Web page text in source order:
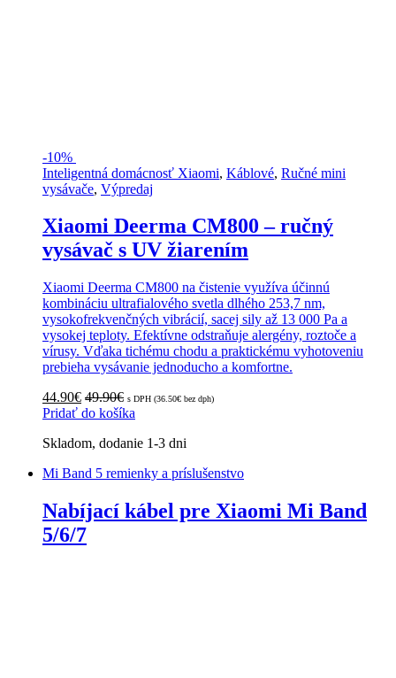
-10%
Inteligentná domácnosť Xiaomi, Káblové, Ručné mini
vysávače, Výpredaj
Xiaomi Deerma CM800 – ručný
vysávač s UV žiarením
Xiaomi Deerma CM800 na čistenie využíva účinnú
kombináciu ultrafialového svetla dlhého 253,7 nm,
vysokofrekvenčných vibrácií, sacej sily až 13 000 Pa a
vysokej teploty. Efektívne odstraňuje alergény, roztoče a
vírusy. Vďaka tichému chodu a praktickému vyhotoveniu
prebieha vysávanie jednoducho a komfortne.
44.90€ 49.90€ s DPH (36.50€ bez dph)
Pridať do košíka
Skladom, dodanie 1-3 dni
Mi Band 5 remienky a príslušenstvo
Nabíjací kábel pre Xiaomi Mi Band
5/6/7